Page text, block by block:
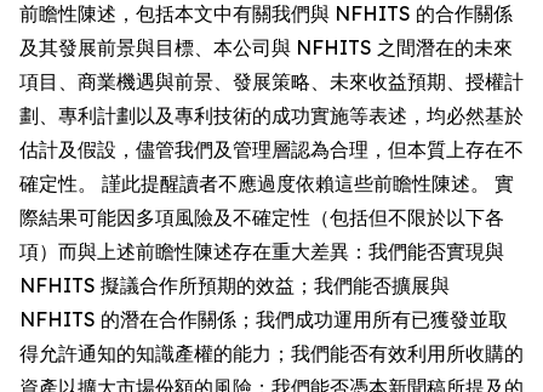
前瞻性陳述，包括本文中有關我們與 NFHITS 的合作關係
及其發展前景與目標、本公司與 NFHITS 之間潛在的未來
項目、商業機遇與前景、發展策略、未來收益預期、授權計
劃、專利計劃以及專利技術的成功實施等表述，均必然基於
估計及假設，儘管我們及管理層認為合理，但本質上存在不
確定性。 謹此提醒讀者不應過度依賴這些前瞻性陳述。 實
際結果可能因多項風險及不確定性（包括但不限於以下各
項）而與上述前瞻性陳述存在重大差異：我們能否實現與
NFHITS 擬議合作所預期的效益；我們能否擴展與
NFHITS 的潛在合作關係；我們成功運用所有已獲發並取
得允許通知的知識產權的能力；我們能否有效利用所收購的